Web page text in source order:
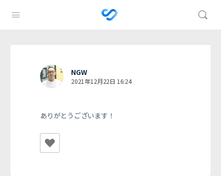
NGW
2021年12月22日 16:24
ありがとうございます！